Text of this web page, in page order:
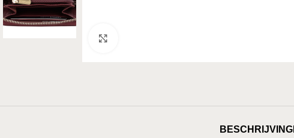
BESCHRIJVING